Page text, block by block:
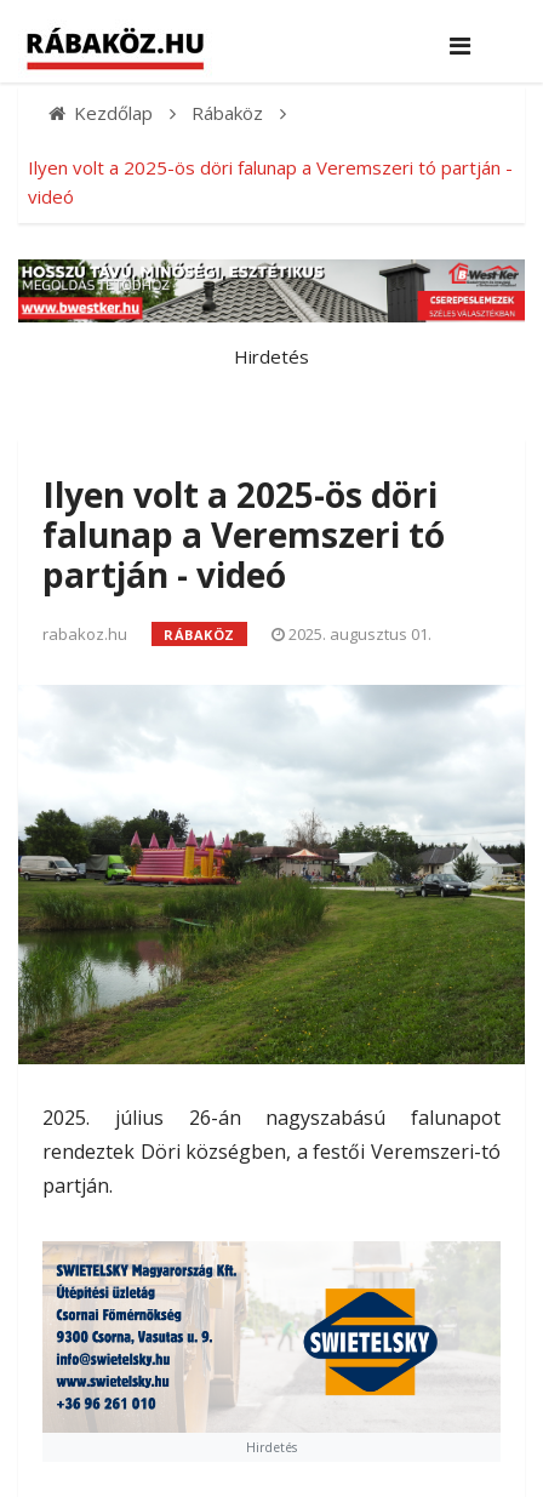
Kezdőlap Rábaköz
Ilyen volt a 2025-ös döri falunap a Veremszeri tó partján -
videó
Hirdetés
Ilyen volt a 2025-ös döri
falunap a Veremszeri tó
partján - videó
rabakoz.hu RÁBAKÖZ 2025. augusztus 01.
2025. július 26-án nagyszabású falunapot
rendeztek Döri községben, a festői Veremszeri-tó
partján.
Hirdetés